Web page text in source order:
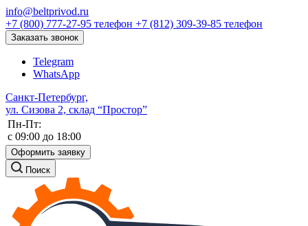
info@beltprivod.ru
+7 (800) 777-27-95 телефон +7 (812) 309-39-85 телефон
Заказать звонок
Telegram
WhatsApp
Санкт-Петербург,
ул. Сизова 2, склад “Простор”
Пн-Пт:
c 09:00 до 18:00
Оформить заявку
Поиск